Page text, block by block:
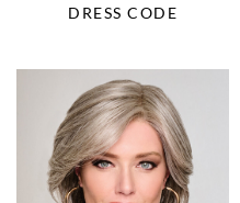
DRESS CODE